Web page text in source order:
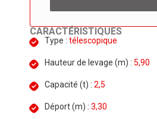
CARACTÉRISTIQUES
Type : télescopique
Hauteur de levage (m) : 5,90
Capacité (t) : 2,5
Déport (m) : 3,30